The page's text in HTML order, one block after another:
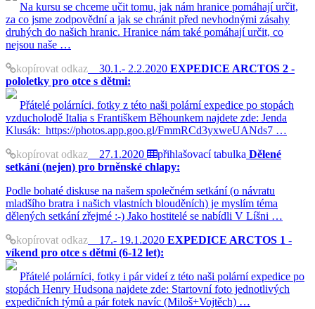
Na kursu se chceme učit tomu, jak nám hranice pomáhají určit,
za co jsme zodpovědní a jak se chránit před nevhodnými zásahy
druhých do našich hranic. Hranice nám také pomáhají určit, co
nejsou naše …
kopírovat odkaz 30.1.- 2.2.2020 EXPEDICE ARCTOS 2 -
pololetky pro otce s dětmi:
Přátelé polárníci, fotky z této naši polární expedice po stopách
vzducholodě Italia s Františkem Běhounkem najdete zde: Jenda
Klusák: https://photos.app.goo.gl/FmmRCd3yxweUANds7 …
kopírovat odkaz 27.1.2020 přihlašovací tabulka Dělené
setkání (nejen) pro brněnské chlapy:
Podle bohaté diskuse na našem společném setkání (o návratu
mladšího bratra i našich vlastních blouděních) je myslím téma
dělených setkání zřejmé :-) Jako hostitelé se nabídli V Líšni …
kopírovat odkaz 17.- 19.1.2020 EXPEDICE ARCTOS 1 -
víkend pro otce s dětmi (6-12 let):
Přátelé polárníci, fotky i pár videí z této naši polární expedice po
stopách Henry Hudsona najdete zde: Startovní foto jednotlivých
expedičních týmů a pár fotek navíc (Miloš+Vojtěch) …